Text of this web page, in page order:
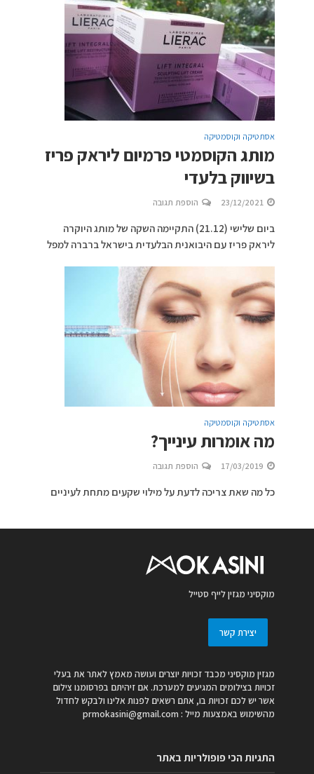
אסתטיקה וקוסמטיקה
מותג הקוסמטי פרמיום ליראק פריז
בשיווק בלעדי
23/12/2021 הוספת תגובה
ביום שלישי (21.12) התקיימה השקה של מותג היוקרה
ליראק פריז עם היבואנית הבלעדית בישראל ברברה למפל
אסתטיקה וקוסמטיקה
מה אומרות עינייך?
17/03/2019 הוספת תגובה
כל מה שאת צריכה לדעת על מילוי שקעים מתחת לעיניים
מוקסיני מגזין לייף סטייל
יצירת קשר
מגזין מוקסיני מכבד זכויות יוצרים ועושה מאמץ לאתר את בעלי
זכויות בצילומים המגיעים למערכת. אם זיהיתם בפרסומנו צילום
אשר יש לכם זכויות בו, אתם רשאים לפנות אלינו ולבקש לחדול
מהשימוש באמצעות מייל : prmokasini@gmail.com
התגיות הכי פופולריות באתר